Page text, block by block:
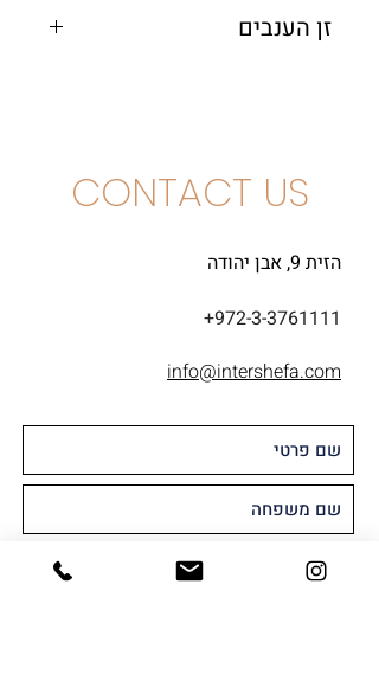
זן הענבים
CONTACT US
הזית 9, אבן יהודה
+972-3-3761111
info@intershefa.com